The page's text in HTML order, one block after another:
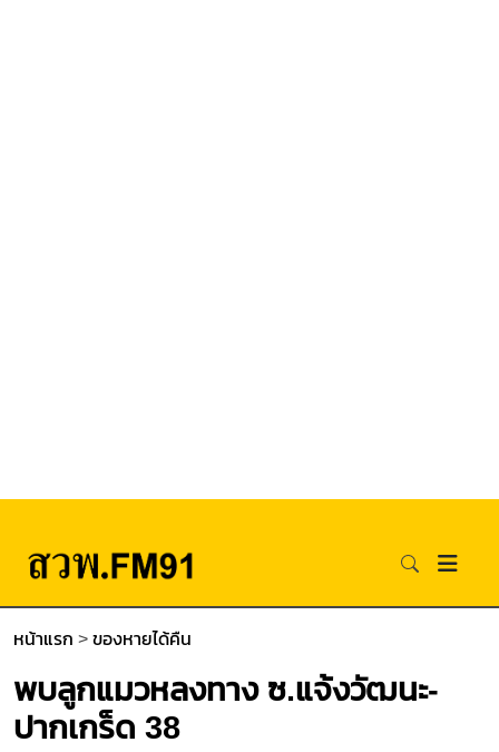
หน้าแรก > ของหายได้คืน
พบลูกแมวหลงทาง ซ.แจ้งวัฒนะ-
ปากเกร็ด 38